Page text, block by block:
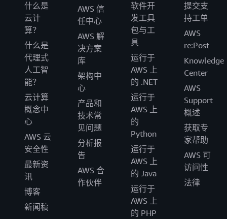
什么是
云计
算？
什么是
代理式
人工智
能？
云计算
概念中
心
AWS 云
安全性
最新资
讯
博客
新闻稿
AWS 信
任中心
AWS 解
决方案
库
架构中
心
产品和
技术常
见问题
分析报
告
AWS 合
作伙伴
软件开
发工具
包与工
具
运行于
AWS 上
的 .NET
运行于
AWS 上
的
Python
运行于
AWS 上
的 Java
运行于
AWS 上
的 PHP
提交支
持工单
AWS
re:Post
Knowledge
Center
AWS
Support
概述
获取专
家帮助
AWS 可
访问性
法律